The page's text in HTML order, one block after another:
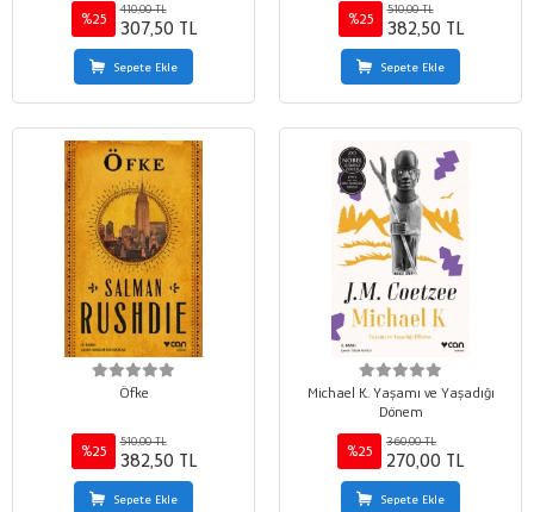
%25
410,00 TL
307,50 TL
Sepete Ekle
%25
510,00 TL
382,50 TL
Sepete Ekle
Öfke
%25
510,00 TL
382,50 TL
Sepete Ekle
Michael K. Yaşamı ve Yaşadığı
Dönem
%25
360,00 TL
270,00 TL
Sepete Ekle